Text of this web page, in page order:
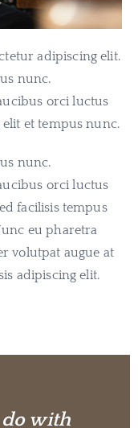
adipiscing elit.
nunc.
orci luctus
et tempus nunc.
nunc.
orci luctus
facilisis tempus
eu pharetra
volutpat augue at
adipiscing elit.
with